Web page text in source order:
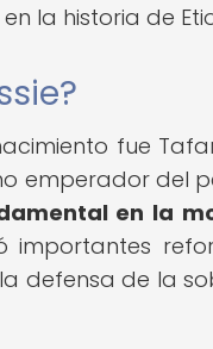
la historia de
fue
emperador del
en la
importantes
defensa de la